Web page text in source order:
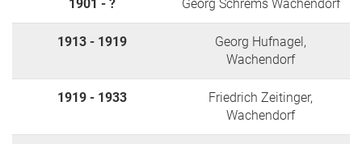
1956
1901 - ? Georg Schrems Wachendorf
1913 - 1919
Georg Hufnagel,
Wachendorf
1919 - 1933
Friedrich Zeitinger,
Wachendorf